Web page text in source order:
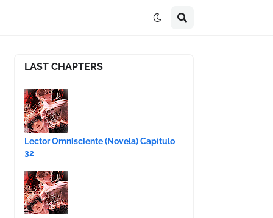
LAST CHAPTERS
Lector Omnisciente (Novela) Capítulo
32